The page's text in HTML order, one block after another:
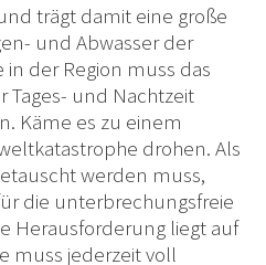
trägt damit eine große
und Abwasser der
der Region muss das
Tages- und Nachtzeit
Käme es zu einem
drohen. Als
werden muss,
die unterbrechungsfreie
Herausforderung liegt auf
muss jederzeit voll